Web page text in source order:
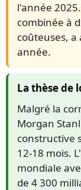
l'année
combinée à
coûteuses, a
année.
La thèse de
Malgré la
Morgan
constructive
12-18 mois.
mondiale
de 4 300